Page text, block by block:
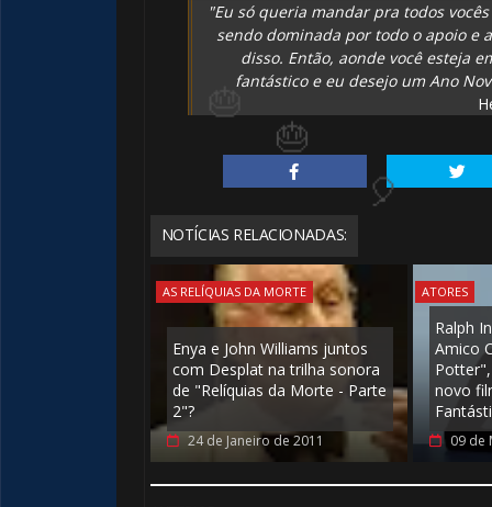
"Eu só queria mandar pra todos
sendo dominada por todo o apoio e
disso. Então, aonde você esteja
fantástico e eu desejo um Ano
NOTÍCIAS RELACIONADAS:
AS RELÍQUIAS DA MORTE
Enya e John Williams juntos
com Desplat na trilha sonora
de "Relíquias da Morte - Parte
2"?
24 de Janeiro de 2011
ATORES
Ralph
Amico
novo
09 de
🎈
⚡